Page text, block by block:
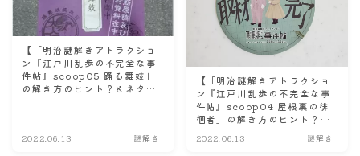
【「明治謎解きアトラクショ
ン『江戸川乱歩の不完全な事
件帖』scoop05 踊る舞妓」
の解き方のヒント？とネタバ
2022.06.13 謎解き
【「明治謎解きアトラクショ
ン『江戸川乱歩の不完全な事
件帖』scoop04 屋根裏の徘
徊者」の解き方のヒント？と
想。☆後半戦☆】
2022.06.13 謎解き